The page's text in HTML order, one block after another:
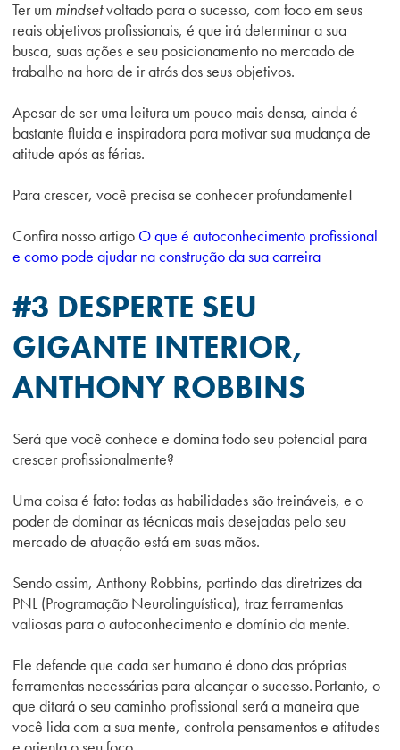
Ter um mindsetvoltado para o sucesso, com foco em seus
reais objetivos profissionais, é que irá determinar a sua
busca, suas ações e seu posicionamento no mercado de
trabalho na hora de ir atrás dos seus objetivos.
Apesar de ser uma leitura um pouco mais densa, ainda é
bastante fluida e inspiradora para motivar sua mudança de
atitude após as férias.
Para crescer, você precisa se conhecer profundamente!
Confira nosso artigo O que é autoconhecimento profissional
e como pode ajudar na construção da sua carreira
#3 DESPERTE SEU
GIGANTE INTERIOR,
ANTHONY ROBBINS
Será que você conhece e domina todo seu potencial para
crescer profissionalmente?
Uma coisa é fato: todas as habilidades são treináveis, e o
poder de dominar as técnicas mais desejadas pelo seu
mercado de atuação está em suas mãos.
Sendo assim, Anthony Robbins, partindo das diretrizes da
PNL (Programação Neurolinguística), traz ferramentas
valiosas para o autoconhecimento e domínio da mente.
Ele defende que cada ser humano é dono das próprias
ferramentas necessárias para alcançar o sucesso. Portanto, o
que ditará o seu caminho profissional será a maneira que
você lida com a sua mente, controla pensamentos e atitudes